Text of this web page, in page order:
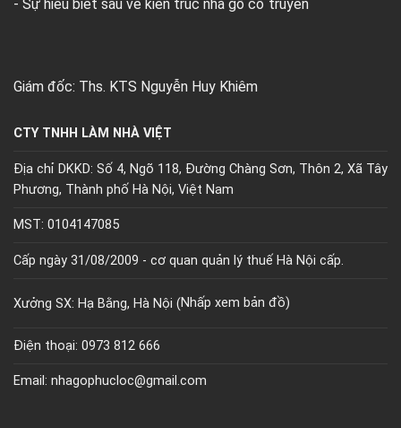
- Sự hiểu biết sâu về kiến trúc nhà gỗ cổ truyền
Giám đốc: Ths. KTS Nguyễn Huy Khiêm
CTY TNHH LÀM NHÀ VIỆT
Địa chỉ DKKD: Số 4, Ngõ 118, Đường Chàng Sơn, Thôn 2, Xã Tây
Phương, Thành phố Hà Nội, Việt Nam
MST: 0104147085
Cấp ngày 31/08/2009 - cơ quan quản lý thuế Hà Nội cấp.
Xưởng SX: Hạ Bằng, Hà Nội (Nhấp xem bản đồ)
Điện thoại: 0973 812 666
Email: nhagophucloc@gmail.com